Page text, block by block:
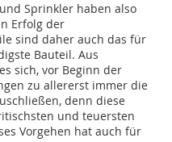
Sprinkler haben also
Erfolg der
sind daher auch das für
Bauteil. Aus
sich, vor Beginn der
zu allererst immer die
denn diese
und teuersten
Vorgehen hat auch für